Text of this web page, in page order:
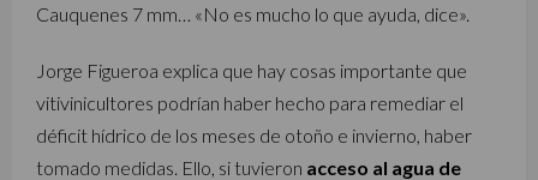
Cauquenes 7 mm… «No es mucho lo que ayuda, dice».
Jorge Figueroa explica que hay cosas importante que
vitivinicultores podrían haber hecho para remediar el
déficit hídrico de los meses de otoño e invierno, haber
tomado medidas. Ello, si tuvieron acceso al agua de